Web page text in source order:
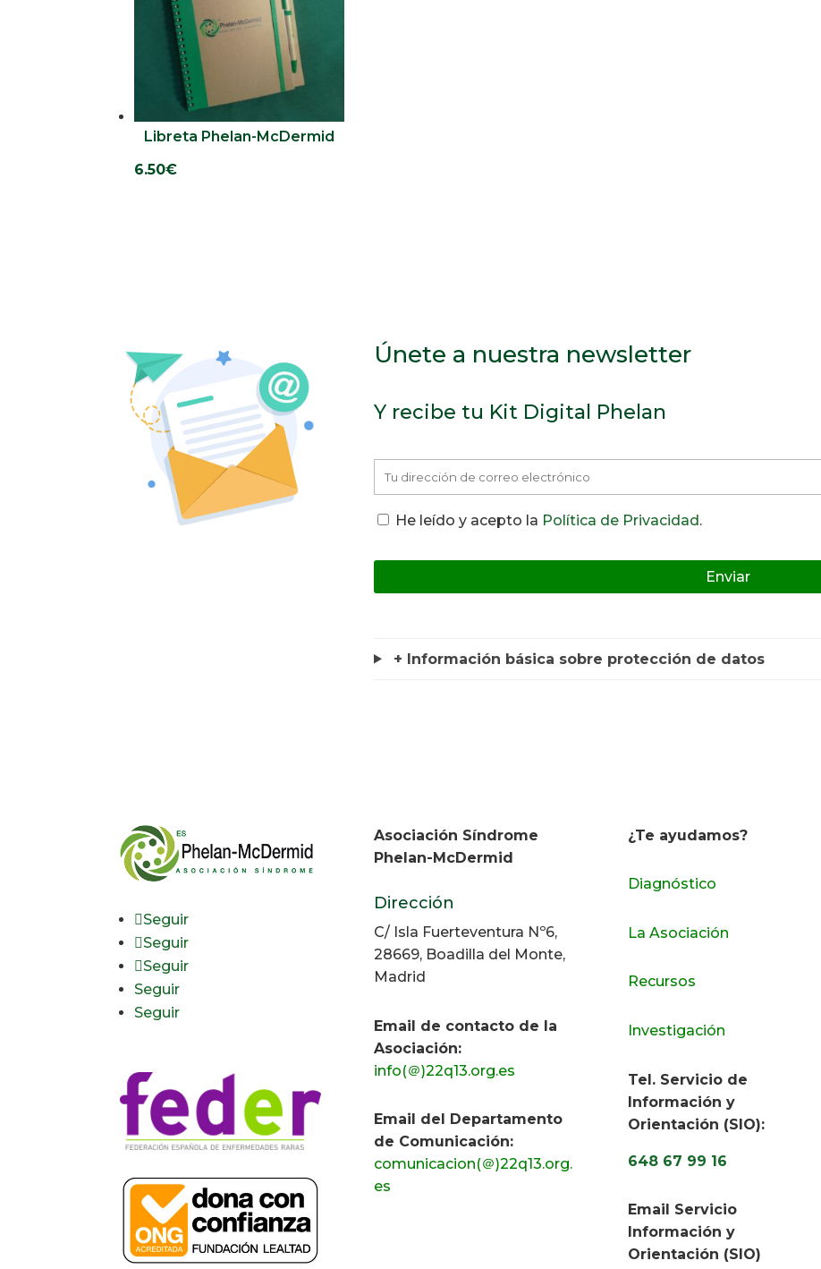
Libreta Phelan-McDermid
6.50€
Únete a nuestra newsletter
Y recibe tu Kit Digital Phelan
He leído y acepto la Política de Privacidad.
+ Información básica sobre protección de datos
Seguir
Seguir
Seguir
Seguir
Seguir
Asociación Síndrome
Phelan-McDermid
Dirección
C/ Isla Fuerteventura Nº6,
28669, Boadilla del Monte,
Madrid
Email de contacto de la
Asociación:
info(＠)22q13.org.es
Email del Departamento
de Comunicación:
comunicacion(＠)22q13.org.
es
¿Te ayudamos?
Diagnóstico
La Asociación
Recursos
Investigación
Tel. Servicio de
Información y
Orientación (SIO):
648 67 99 16
Email Servicio
Información y
Orientación (SIO)